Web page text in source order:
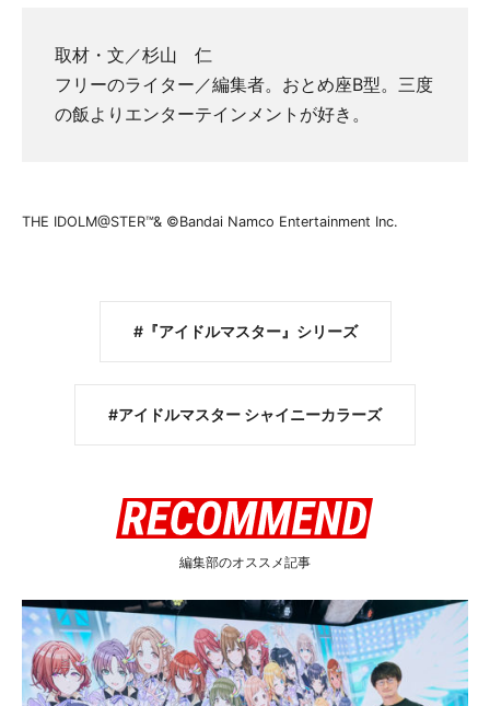
取材・文／杉山 仁
フリーのライター／編集者。おとめ座B型。三度
の飯よりエンターテインメントが好き。
THE IDOLM@STER™& ©Bandai Namco Entertainment Inc.
『アイドルマスター』シリーズ
アイドルマスター シャイニーカラーズ
編集部のオススメ記事